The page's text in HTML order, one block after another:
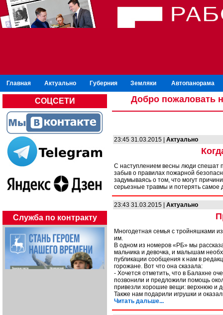
Главная Актуально Губерния Земляки Автопанорама
СОЦСЕТИ
Служба по контракту
Добро пожаловать
23:45 31.03.2015 | Актуально
С наступлением весны люди спешат
забыв о правилах пожарной
задумываясь о том, что могут
серьезные травмы и потерять самое
23:43 31.03.2015 | Актуально
Многодетная семья с тройняшками
им.
В одном из номеров «РБ» мы
мальчика и девочка, и малышам
публикации сообщения к нам в
горожане. Вот что она сказала:
- Хочется отметить, что в Балахне
позвонили и предложили помощь
привезли хорошие вещи: верхнюю и
Также нам подарили игрушки и
Читать дальше...